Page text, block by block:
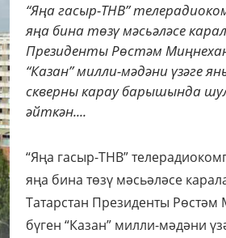
“Яңа гасыр-ТНВ”
яңа бина төзү мәсьәләсе
Президенты Рөстәм
“Казан” милли-мәдәни үзәге
скверны карау барышында
әйткән....
“Яңа гасыр-ТНВ”
яңа бина төзү мәсьәләсе
Татарстан Президенты
бүген “Казан” милли-мәдәни